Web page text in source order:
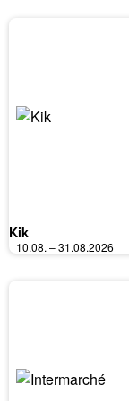
Kik
10.08. – 31.08.2026